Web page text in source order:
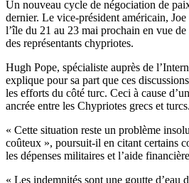
Un nouveau cycle de négociation de
dernier. Le vice-président américain,
l’île du 21 au 23 mai prochain en vue
des représentants chypriotes.
Hugh Pope, spécialiste auprès de
explique pour sa part que ces
les efforts du côté turc. Ceci à cause
ancrée entre les Chypriotes grecs et turcs.
« Cette situation reste un problème
coûteux », poursuit-il en citant certains
les dépenses militaires et l’aide
« Les indemnités sont une goutte d’eau